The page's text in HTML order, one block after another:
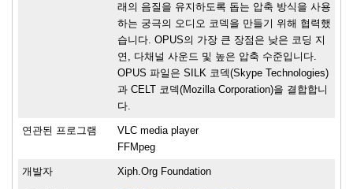
래의 음질을 유지하도록 돕는 압축 방식을 사용
하는 궁극의 오디오 코덱을 만들기 위해 협력했
습니다. OPUS의 가장 큰 장점은 낮은 코딩 지
연, 다채널 사운드 및 높은 압축 수준입니다.
OPUS 파일은 SILK 코덱(Skype Technologies)
과 CELT 코덱(Mozilla Corporation)을 결합합니
다.
연관된 프로그램
VLC media player
FFMpeg
개발자 Xiph.Org Foundation